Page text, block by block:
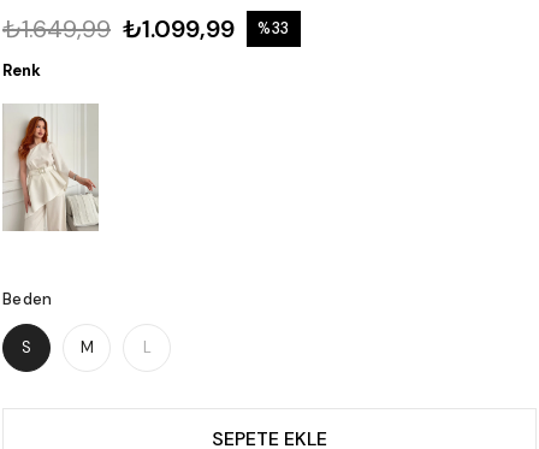
₺1.649,99 ₺1.099,99 %33
Renk
Beden
S M L